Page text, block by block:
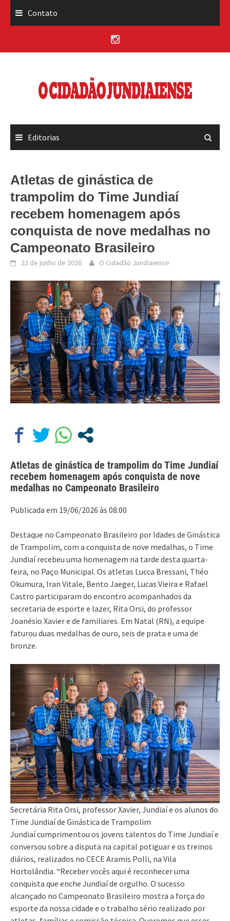
Contato
Editorias
Atletas de ginástica de
trampolim do Time Jundiaí
recebem homenagem após
conquista de nove medalhas no
Campeonato Brasileiro
22 de junho de 2026 O Cidadão Jundiaiense
Atletas de ginástica de trampolim do Time Jundiaí
recebem homenagem após conquista de nove
medalhas no Campeonato Brasileiro
Publicada em 19/06/2026 às 08:00
Destaque no Campeonato Brasileiro por Idades de Ginástica
de Trampolim, com a conquista de nove medalhas, o Time
Jundiaí recebeu uma homenagem na tarde desta quarta-
feira, no Paço Municipal. Os atletas Lucca Bressani, Théo
Okumura, Iran Vitale, Bento Jaeger, Lucas Vieira e Rafael
Castro participaram do encontro acompanhados da
secretaria de esporte e lazer, Rita Orsi, do professor
Joanésio Xavier e de familiares. Em Natal (RN), a equipe
faturou duas medalhas de ouro, seis de prata e uma de
bronze.
Secretária Rita Orsi, professor Xavier, Jundiaí e os alunos do
Time Jundiaí de Ginástica de Trampolim
Jundiaí cumprimentou os jovens talentos do Time Jundiaí e
conversou sobre a disputa na capital potiguar e os treinos
diários, realizados no CECE Aramis Polli, na Vila
Hortolândia. “Receber vocês aqui é reconhecer uma
conquista que enche Jundiaí de orgulho. O sucesso
alcançado no Campeonato Brasileiro mostra a força do
esporte da nossa cidade e o trabalho sério realizado por